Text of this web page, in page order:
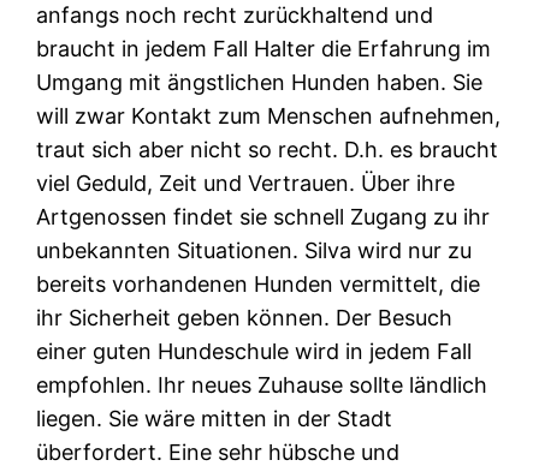
anfangs noch recht zurückhaltend und
braucht in jedem Fall Halter die Erfahrung im
Umgang mit ängstlichen Hunden haben. Sie
will zwar Kontakt zum Menschen aufnehmen,
traut sich aber nicht so recht. D.h. es braucht
viel Geduld, Zeit und Vertrauen. Über ihre
Artgenossen findet sie schnell Zugang zu ihr
unbekannten Situationen. Silva wird nur zu
bereits vorhandenen Hunden vermittelt, die
ihr Sicherheit geben können. Der Besuch
einer guten Hundeschule wird in jedem Fall
empfohlen. Ihr neues Zuhause sollte ländlich
liegen. Sie wäre mitten in der Stadt
überfordert. Eine sehr hübsche und